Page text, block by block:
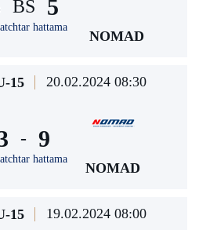
BS
hattama
5
NOMAD
15 20.02.2024 08:30
-
hattama
9
NOMAD
15 19.02.2024 08:00